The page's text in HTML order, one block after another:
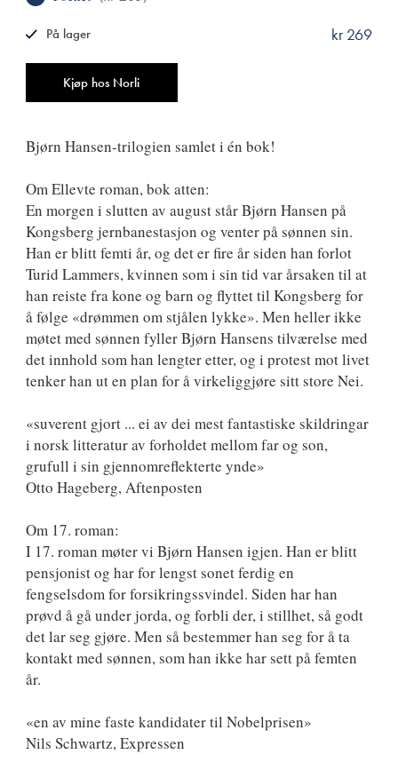
Kjøp hos Norli
kr 269
På lager
Bjørn Hansen-trilogien samlet i én bok!
Om Ellevte roman, bok atten:
En morgen i slutten av august står Bjørn Hansen på
Kongsberg jernbanestasjon og venter på sønnen sin.
Han er blitt femti år, og det er fire år siden han forlot
Turid Lammers, kvinnen som i sin tid var årsaken til at
han reiste fra kone og barn og flyttet til Kongsberg for
å følge «drømmen om stjålen lykke». Men heller ikke
møtet med sønnen fyller Bjørn Hansens tilværelse med
det innhold som han lengter etter, og i protest mot livet
tenker han ut en plan for å virkeliggjøre sitt store Nei.
«suverent gjort ... ei av dei mest fantastiske skildringar
i norsk litteratur av forholdet mellom far og son,
grufull i sin gjennomreflekterte ynde»
Otto Hageberg, Aftenposten
Om 17. roman:
I 17. roman møter vi Bjørn Hansen igjen. Han er blitt
pensjonist og har for lengst sonet ferdig en
fengselsdom for forsikringssvindel. Siden har han
prøvd å gå under jorda, og forbli der, i stillhet, så godt
det lar seg gjøre. Men så bestemmer han seg for å ta
kontakt med sønnen, som han ikke har sett på femten
år.
«en av mine faste kandidater til Nobelprisen»
Nils Schwartz, Expressen